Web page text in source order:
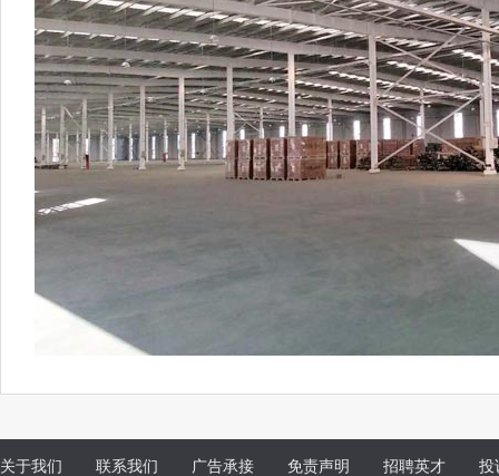
关于我们 联系我们 广告承接 免责声明 招聘英才 投